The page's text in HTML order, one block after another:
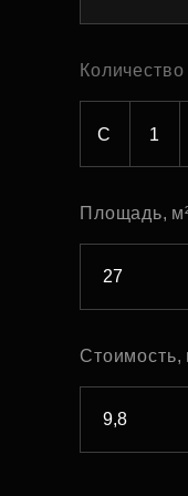
С 1
Площадь,
Стоимость,